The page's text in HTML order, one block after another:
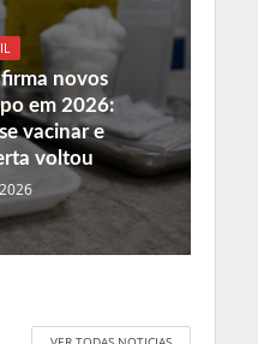
novos
em 2026:
vacinar e
voltou